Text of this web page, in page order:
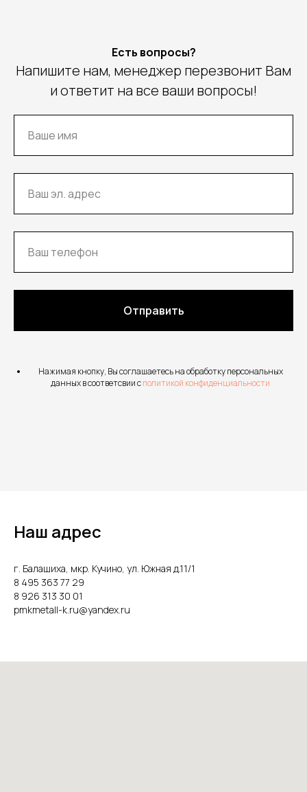
Есть вопросы?
Напишите нам, менеджер перезвонит Вам
и ответит на все ваши вопросы!
Отправить
Нажимая кнопку, Вы соглашаетесь на обработку персональных
данных в соответсвии сполитикой конфиденциальности
Наш адрес
г. Балашиха, мкр. Кучино, ул. Южная д.11/1
8 495 363 77 29
8 926 313 30 01
pmkmetall-k.ru@yandex.ru